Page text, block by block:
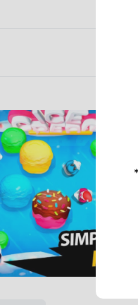
* إذا كنت ترغب في دعم Moddroid ، فالرجاء دعمنا عن طريق إيقاف تشغيل مانع